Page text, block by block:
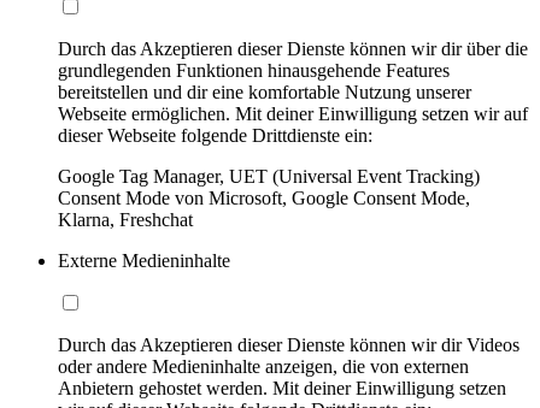
Durch das Akzeptieren dieser Dienste können wir dir über die
grundlegenden Funktionen hinausgehende Features
bereitstellen und dir eine komfortable Nutzung unserer
Webseite ermöglichen. Mit deiner Einwilligung setzen wir auf
dieser Webseite folgende Drittdienste ein:
Google Tag Manager, UET (Universal Event Tracking)
Consent Mode von Microsoft, Google Consent Mode,
Klarna, Freshchat
Externe Medieninhalte
Durch das Akzeptieren dieser Dienste können wir dir Videos
oder andere Medieninhalte anzeigen, die von externen
Anbietern gehostet werden. Mit deiner Einwilligung setzen